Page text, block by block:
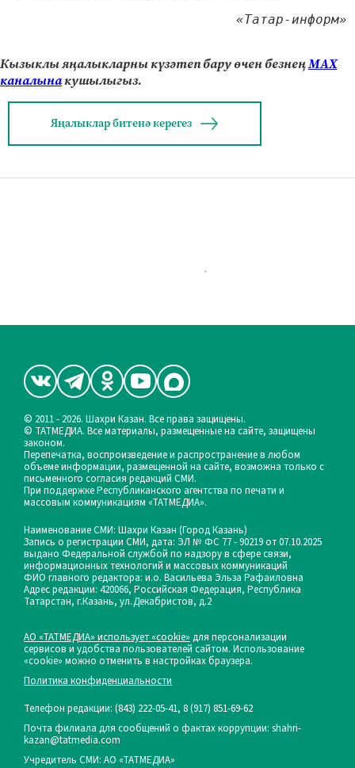
«Татар-информ»
Кызыклы яңалыкларны күзәтеп бару өчен безнеңМАХ
каналынакушылыгыз.
Яңалыклар битенә керегез
© 2011 - 2026. Шахри Казан. Все права защищены.
© ТАТМЕДИА. Все материалы, размещенные на сайте, защищены
законом.
Перепечатка, воспроизведение и распространение в любом
объеме информации, размещенной на сайте, возможна только с
письменного согласия редакций СМИ.
При поддержке Республиканского агентства по печати и
массовым коммуникациям «ТАТМЕДИА».
Наименование СМИ: Шахри Казан (Город Казань)
Запись о регистрации СМИ, дата: ЭЛ № ФС 77 - 90219 от 07.10.2025
выдано Федеральной службой по надзору в сфере связи,
информационных технологий и массовых коммуникаций
ФИО главного редактора: и.о. Васильева Эльза Рафаиловна
Адрес редакции: 420066, Российская Федерация, Республика
Татарстан, г.Казань, ул.Декабристов, д.2
АО «ТАТМЕДИА» использует «cookie» для персонализации
сервисов и удобства пользователей сайтом. Использование
«cookie» можно отменить в настройках браузера.
Политика конфиденциальности
Телефон редакции: (843) 222-05-41, 8 (917) 851-69-62
Почта филиала для сообщений о фактах коррупции: shahri-
kazan@tatmedia.com
Учредитель СМИ: АО «ТАТМЕДИА»